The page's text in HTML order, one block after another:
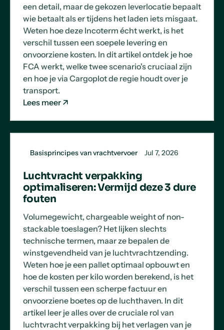
een detail, maar de gekozen leverlocatie bepaalt
wie betaalt als er tijdens het laden iets misgaat.
Weten hoe deze Incoterm écht werkt, is het
verschil tussen een soepele levering en
onvoorziene kosten. In dit artikel ontdek je hoe
FCA werkt, welke twee scenario's cruciaal zijn
en hoe je via Cargoplot de regie houdt over je
transport.
Lees meer
Basisprincipes van vrachtvervoer Jul 7, 2026
Luchtvracht verpakking
optimaliseren: Vermijd deze 3 dure
fouten
Volumegewicht, chargeable weight of non-
stackable toeslagen? Het lijken slechts
technische termen, maar ze bepalen de
winstgevendheid van je luchtvrachtzending.
Weten hoe je een pallet optimaal opbouwt en
hoe de kosten per kilo worden berekend, is het
verschil tussen een scherpe factuur en
onvoorziene boetes op de luchthaven. In dit
artikel leer je alles over de cruciale rol van
luchtvracht verpakking bij het verlagen van je